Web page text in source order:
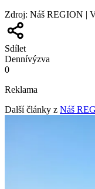
Zdroj: Náš REGION |
Sdílet
Dennívýzva
0
Reklama
Další články z Náš